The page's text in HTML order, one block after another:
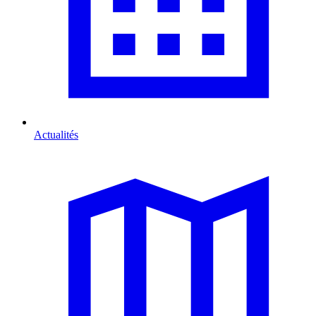
Actualités